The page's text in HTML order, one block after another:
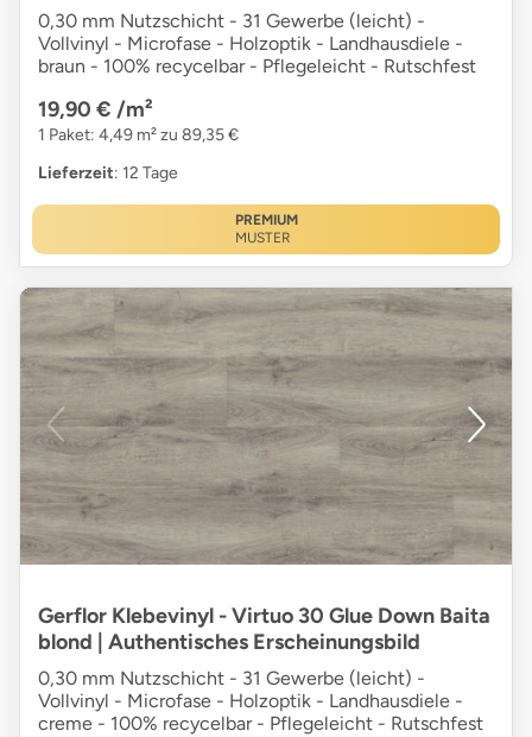
0,30 mm Nutzschicht - 31 Gewerbe (leicht) -
Vollvinyl - Microfase - Holzoptik - Landhausdiele -
braun - 100% recycelbar - Pflegeleicht - Rutschfest
19,90 € /m²
1 Paket: 4,49 m² zu 89,35 €
Lieferzeit: 12 Tage
PREMIUM
MUSTER
Gerflor Klebevinyl - Virtuo 30 Glue Down Baita
blond | Authentisches Erscheinungsbild
0,30 mm Nutzschicht - 31 Gewerbe (leicht) -
Vollvinyl - Microfase - Holzoptik - Landhausdiele -
creme - 100% recycelbar - Pflegeleicht - Rutschfest